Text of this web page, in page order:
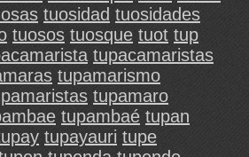
tuosidad tuosidades
tuosos tuosque tuot tup
tupacamaristas
tupamarismo
tupamaro
tupambaé tupan
tupayauri tupe